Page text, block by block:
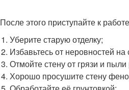
После этого приступайте к
Уберите старую отделку;
Избавьтесь от неровностей
Отмойте стену от грязи и
Хорошо просушите стену